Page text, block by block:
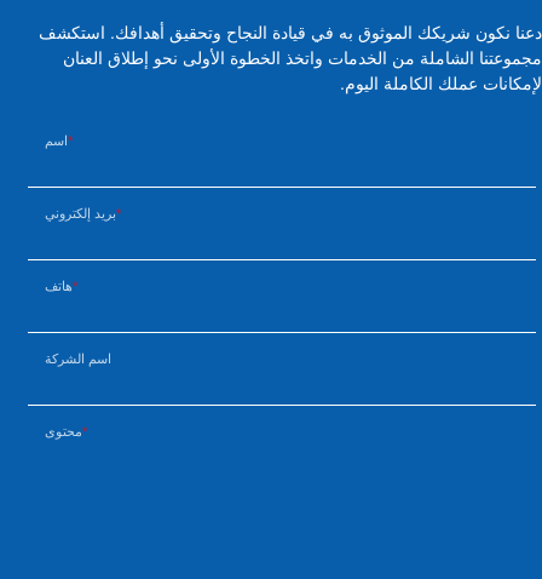
دعنا نكون شريكك الموثوق به في قيادة النجاح وتحقيق أهدافك. استكشف
مجموعتنا الشاملة من الخدمات واتخذ الخطوة الأولى نحو إطلاق العنان
لإمكانات عملك الكاملة اليوم.
اسم
بريد إلكتروني
هاتف
اسم الشركة
محتوى